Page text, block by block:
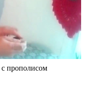
прополисом